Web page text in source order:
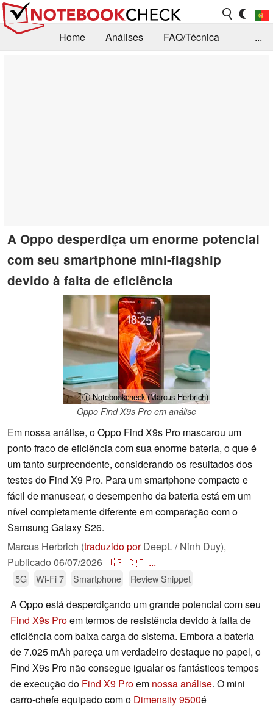
Home Análises
FAQ/Técnica
...
A Oppo desperdiça um enorme potencial
com seu smartphone mini-flagship
devido à falta de eficiência
ⓘ Notebookcheck (Marcus Herbrich)
Oppo Find X9s Pro em análise
Em nossa análise, o Oppo Find X9s Pro mascarou um
ponto fraco de eficiência com sua enorme bateria, o que é
um tanto surpreendente, considerando os resultados dos
testes do Find X9 Pro. Para um smartphone compacto e
fácil de manusear, o desempenho da bateria está em um
nível completamente diferente em comparação com o
Samsung Galaxy S26.
Marcus Herbrich (traduzido porDeepL / Ninh Duy),
Publicado 06/07/2026🇺🇸🇩🇪 ...
5G Wi-Fi 7 Smartphone Review Snippet
A Oppo está desperdiçando um grande potencial com seu
Find X9s Proem termos de resistência devido à falta de
eficiência com baixa carga do sistema. Embora a bateria
de 7.025 mAh pareça um verdadeiro destaque no papel, o
Find X9s Pro não consegue igualar os fantásticos tempos
de execução do Find X9 Proem nossa análise. O mini
carro-chefe equipado com o Dimensity 9500é